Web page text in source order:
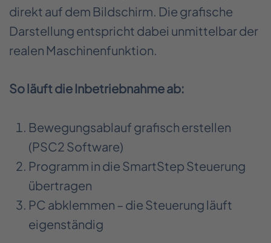
direkt auf dem Bildschirm. Die grafische
Darstellung entspricht dabei unmittelbar der
realen Maschinenfunktion.
So läuft die Inbetriebnahme ab:
Bewegungsablauf grafisch erstellen
(PSC2 Software)
Programm in die SmartStep Steuerung
übertragen
PC abklemmen – die Steuerung läuft
eigenständig